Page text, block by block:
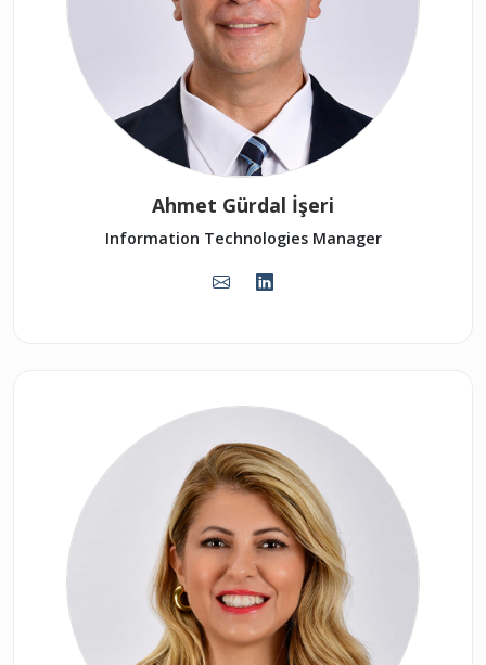
Ahmet Gürdal İşeri
Information Technologies Manager